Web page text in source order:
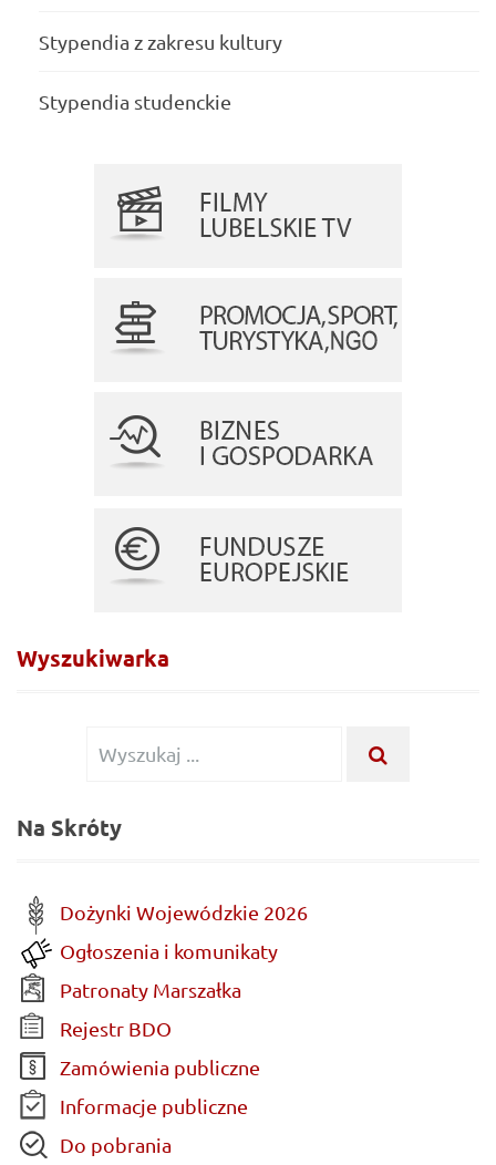
Stypendia z zakresu kultury
Stypendia studenckie
Wyszukiwarka
Wyszukiwanie
Na Skróty
Dożynki Wojewódzkie 2026
Ogłoszenia i komunikaty
Patronaty Marszałka
Rejestr BDO
Zamówienia publiczne
Informacje publiczne
Do pobrania